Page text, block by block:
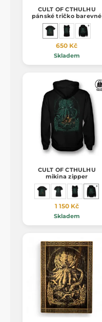
CULT OF CTHULHU
pánské tričko barevné
650 Kč
Skladem
CULT OF CTHULHU
mikina zipper
1 150 Kč
Skladem